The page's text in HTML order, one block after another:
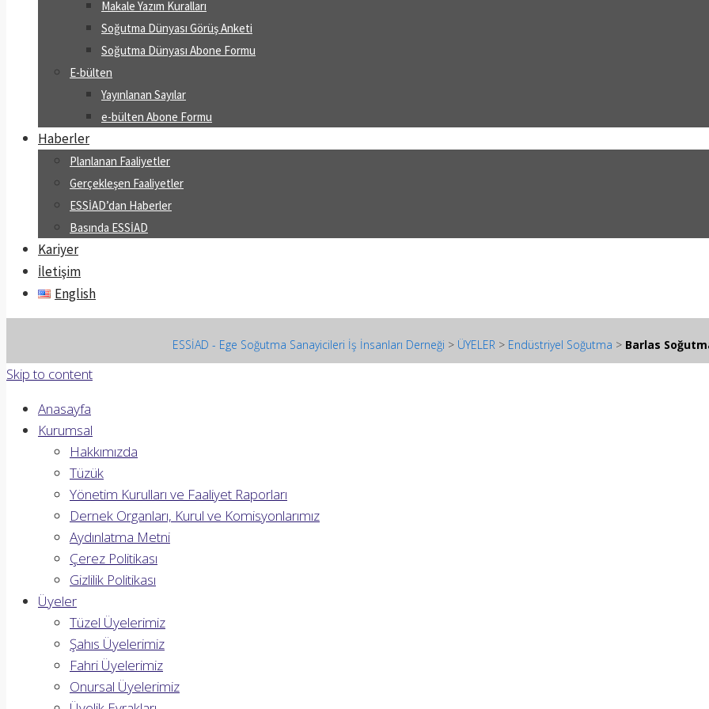
Makale Yazım Kuralları
Soğutma Dünyası Görüş Anketi
Soğutma Dünyası Abone Formu
E-bülten
Yayınlanan Sayılar
e-bülten Abone Formu
Haberler
Planlanan Faaliyetler
Gerçekleşen Faaliyetler
ESSİAD’dan Haberler
Basında ESSİAD
Kariyer
İletişim
English
ESSİAD - Ege Soğutma Sanayicileri İş İnsanları Derneği > ÜYELER > Endüstriyel Soğutma > Barlas
Skip to content
Anasayfa
Kurumsal
Hakkımızda
Tüzük
Yönetim Kurulları ve Faaliyet Raporları
Dernek Organları, Kurul ve Komisyonlarımız
Aydınlatma Metni
Çerez Politikası
Gizlilik Politikası
Üyeler
Tüzel Üyelerimiz
Şahıs Üyelerimiz
Fahri Üyelerimiz
Onursal Üyelerimiz